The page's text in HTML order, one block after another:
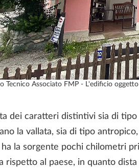
Tecnico Associato FMP - L'edificio
dei caratteri distintivi sia di
la vallata, sia di tipo
la sorgente pochi chilometri
rispetto al paese, in quanto